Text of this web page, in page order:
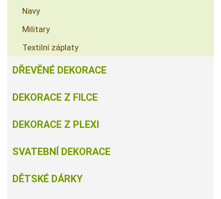
Navy
Military
Textilní záplaty
DŘEVĚNÉ DEKORACE
DEKORACE Z FILCE
DEKORACE Z PLEXI
SVATEBNÍ DEKORACE
DĚTSKÉ DÁRKY